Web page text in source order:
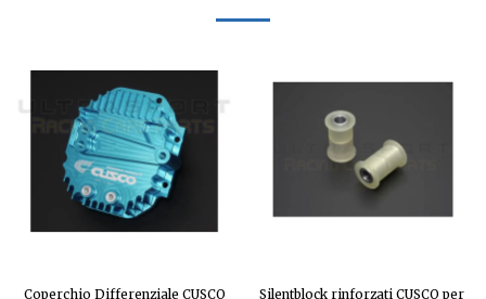
Coperchio Differenziale CUSCO
Silentblock rinforzati CUSCO per